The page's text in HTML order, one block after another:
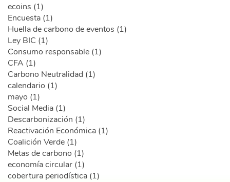
ecoins (1)
Encuesta (1)
Huella de carbono de eventos (1)
Ley BIC (1)
Consumo responsable (1)
CFA (1)
Carbono Neutralidad (1)
calendario (1)
mayo (1)
Social Media (1)
Descarbonización (1)
Reactivación Económica (1)
Coalición Verde (1)
Metas de carbono (1)
economía circular (1)
cobertura periodística (1)